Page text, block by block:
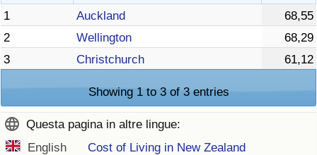
1 Auckland
68,55
2
Wellington
68,29
3
Christchurch 61,12
Showing 1 to 3 of 3 entries
Questa pagina in altre lingue:
English
Cost of Living in New Zealand